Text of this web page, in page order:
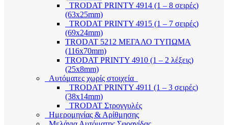
TRODAT PRINTY 4914 (1 – 8 σειρές)
(63x25mm)
TRODAT PRINTY 4915 (1 – 7 σειρές)
(69x24mm)
TRODAT 5212 ΜΕΓΑΛΟ ΤΥΠΩΜΑ
(116x70mm)
TRODAT PRINTY 4910 (1 – 2 λέξεις)
(25x8mm)
Αυτόματες χωρίς στοιχεία
TRODAT PRINTY 4911 (1 – 3 σειρές)
(38x14mm)
TRODAT Στρογγυλές
Ημερομηνίας & Αρίθμησης